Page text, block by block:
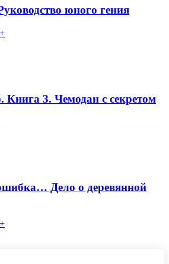
юного гения
Книга 3. Чемодан с секретом
Дело о деревянной